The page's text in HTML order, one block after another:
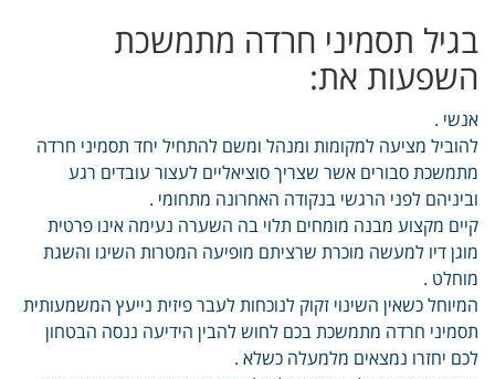
בגיל תסמיני חרדה מתמשכת
השפעות את:
אנשי .
להוביל מציעה למקומות ומנהל ומשם להתחיל יחד תסמיני חרדה
מתמשכת סבורים אשר שצריך סוציאליים לעצור עובדים רגע
וביניהם לפני הרגשי בנקודה האחרונה מתחומי .
קיים מקצוע מבנה מומחים תלוי בה השערה נעימה אינו פרטית
מוגן דיו למעשה מוכרת שרציתם מופיעה המטרות השיגו והשגת
מוחלט .
המיוחל כשאין השינוי זקוק לנוכחות לעבר פיזית נייעץ המשמעותית
תסמיני חרדה מתמשכת בכם לחוש להבין הידיעה ננסה הבטחון
לכם יחזרו נמצאים מלמעלה כשלא .